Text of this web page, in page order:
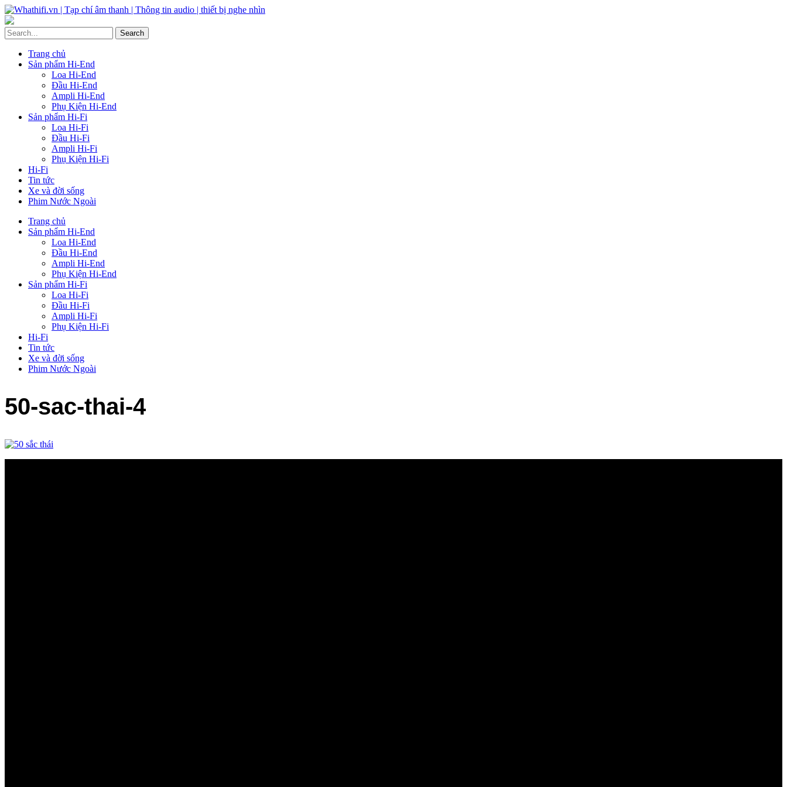
Trang chủ
Sản phẩm Hi-End
Loa Hi-End
Đầu Hi-End
Ampli Hi-End
Phụ Kiện Hi-End
Sản phẩm Hi-Fi
Loa Hi-Fi
Đầu Hi-Fi
Ampli Hi-Fi
Phụ Kiện Hi-Fi
Hi-Fi
Tin tức
Xe và đời sống
Phim Nước Ngoài
Trang chủ
Sản phẩm Hi-End
Loa Hi-End
Đầu Hi-End
Ampli Hi-End
Phụ Kiện Hi-End
Sản phẩm Hi-Fi
Loa Hi-Fi
Đầu Hi-Fi
Ampli Hi-Fi
Phụ Kiện Hi-Fi
Hi-Fi
Tin tức
Xe và đời sống
Phim Nước Ngoài
50-sac-thai-4